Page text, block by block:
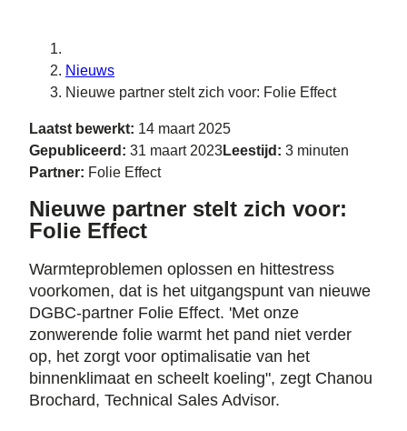
Nieuws
Nieuwe partner stelt zich voor: Folie Effect
Laatst bewerkt: 14 maart 2025
Gepubliceerd: 31 maart 2023Leestijd: 3 minuten
Partner: Folie Effect
Nieuwe partner stelt zich voor:
Folie Effect
Warmteproblemen oplossen en hittestress
voorkomen, dat is het uitgangspunt van nieuwe
DGBC-partner Folie Effect. 'Met onze
zonwerende folie warmt het pand niet verder
op, het zorgt voor optimalisatie van het
binnenklimaat en scheelt koeling", zegt Chanou
Brochard, Technical Sales Advisor.